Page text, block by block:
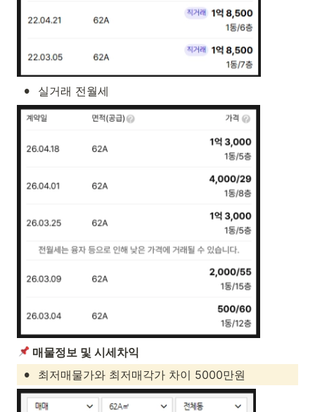
• 실거래 전월세
매물정보 및 시세차익
• 최저매물가와 최저매각가 차이 5000만원